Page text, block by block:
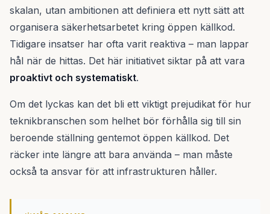
skalan, utan ambitionen att definiera ett nytt sätt att
organisera säkerhetsarbetet kring öppen källkod.
Tidigare insatser har ofta varit reaktiva – man lappar
hål när de hittas. Det här initiativet siktar på att vara
proaktivt och systematiskt.
Om det lyckas kan det bli ett viktigt prejudikat för hur
teknikbranschen som helhet bör förhålla sig till sin
beroende ställning gentemot öppen källkod. Det
räcker inte längre att bara använda – man måste
också ta ansvar för att infrastrukturen håller.